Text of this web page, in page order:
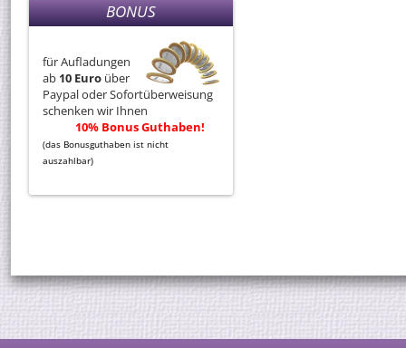
BONUS
für Aufladungen
ab 10 Euro über
Paypal oder Sofortüberweisung
schenken wir Ihnen
10% Bonus Guthaben!
(das Bonusguthaben ist nicht
auszahlbar)